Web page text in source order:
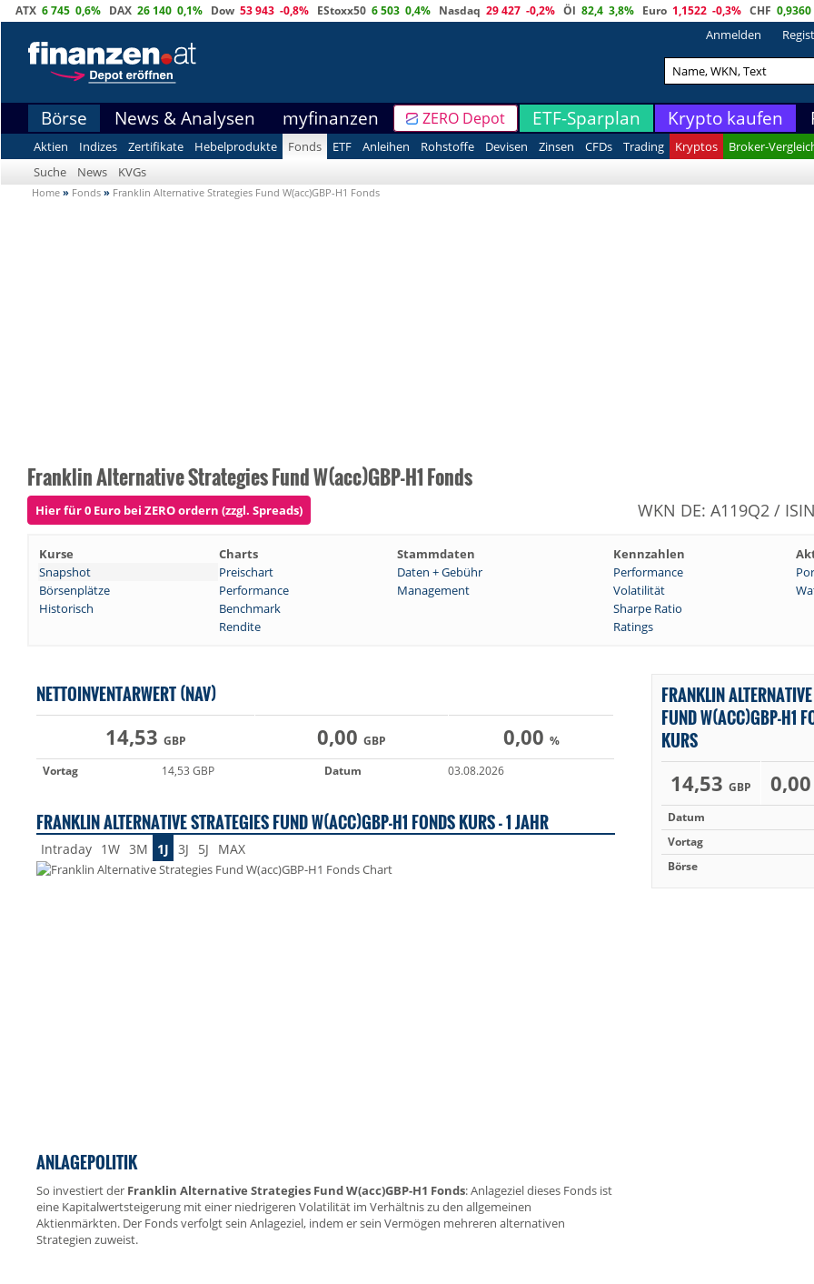
ATX 6 745 0,6% DAX 26 140 0,1% Dow 53 943 -0,8% EStoxx50 6 503 0,4% Nasdaq 29 427 -0,2% Öl 82,4 3,8% Euro 1,1522 -0,3% CHF 0,9360
Anmelden
Börse News & Analysen myfinanzen ZERO Depot ETF-Sparplan Krypto kaufen
Aktien Indizes Zertifikate Hebelprodukte Fonds ETF Anleihen Rohstoffe Devisen Zinsen CFDs Trading Kryptos
Broker-
Suche
News KVGs
Home » Fonds » Franklin Alternative Strategies Fund W(acc)GBP-H1 Fonds
Franklin Alternative Strategies Fund W(acc)GBP-H1 Fonds
Hier für 0 Euro bei ZERO ordern (zzgl. Spreads) WKN DE: A119Q2 /
Kurse Charts Stammdaten Kennzahlen
Snapshot
Preischart Daten + Gebühr Performance
Börsenplätze
Performance Management Volatilität
Historisch
Benchmark
Sharpe Ratio
Rendite
Ratings
NETTOINVENTARWERT (NAV)
14,53 GBP 0,00 GBP 0,00 %
Vortag
14,53 GBP Datum 03.08.2026
FRANKLIN ALTERNATIVE STRATEGIES FUND W(ACC)GBP-H1 FONDS KURS - 1 JAHR
Intraday 1W 3M 1J 3J 5J MAX
ANLAGEPOLITIK
So investiert der Franklin Alternative Strategies Fund W(acc)GBP-H1 Fonds: Anlageziel dieses Fonds ist
eine Kapitalwertsteigerung mit einer niedrigeren Volatilität im Verhältnis zu den allgemeinen
Aktienmärkten. Der Fonds verfolgt sein Anlageziel, indem er sein Vermögen mehreren alternativen
Strategien zuweist.
FRANKLIN
FUND W(ACC)GBP-H1
KURS
14,53 GBP
Datum
Vortag
Börse